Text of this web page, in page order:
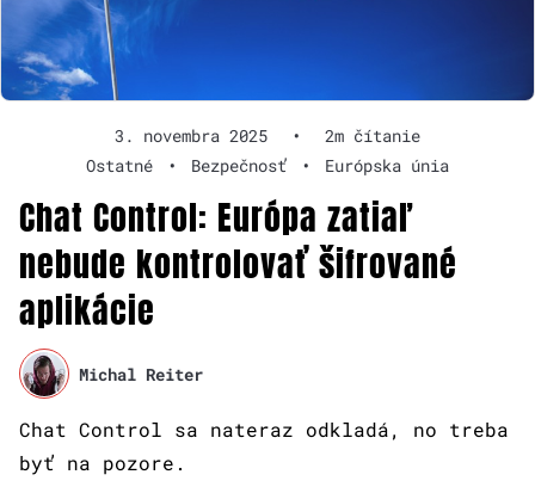
3. novembra 2025 •
2m čítanie
Ostatné
• Bezpečnosť • Európska únia
Chat Control: Európa zatiaľ
nebude kontrolovať šifrované
aplikácie
Michal Reiter
Chat Control sa nateraz odkladá, no treba
byť na pozore.